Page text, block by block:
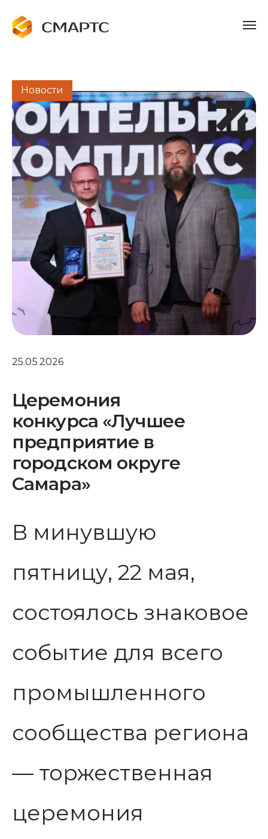
Новости
25.05.2026
Церемония
конкурса «Лучшее
предприятие в
городском округе
Самара»
В минувшую
пятницу, 22 мая,
состоялось знаковое
событие для всего
промышленного
сообщества региона
— торжественная
церемония